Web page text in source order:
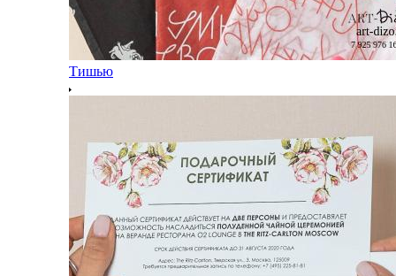
Тишью